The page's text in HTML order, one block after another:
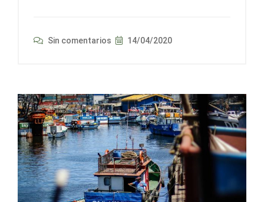
Sin comentarios 14/04/2020